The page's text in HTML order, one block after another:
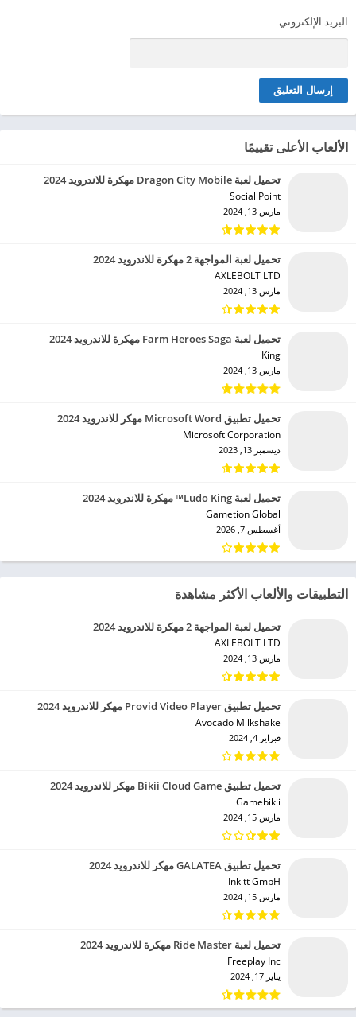
البريد الإلكتروني
الألعاب الأعلى تقييمًا
تحميل لعبة Dragon City Mobile مهكرة للاندرويد 2024
Social Point‏
مارس 13, 2024
تحميل لعبة المواجهة 2 مهكرة للاندرويد 2024
AXLEBOLT LTD‏
مارس 13, 2024
تحميل لعبة Farm Heroes Saga مهكرة للاندرويد 2024
King‏
مارس 13, 2024
تحميل تطبيق Microsoft Word مهكر للاندرويد 2024
Microsoft Corporation‏
ديسمبر 13, 2023
تحميل لعبة Ludo King™ مهكرة للاندرويد 2024
Gametion Global‏
أغسطس 7, 2026
التطبيقات والألعاب الأكثر مشاهدة
تحميل لعبة المواجهة 2 مهكرة للاندرويد 2024
AXLEBOLT LTD‏
مارس 13, 2024
تحميل تطبيق Provid Video Player مهكر للاندرويد 2024
Avocado Milkshake‏
فبراير 4, 2024
تحميل تطبيق Bikii Cloud Game مهكر للاندرويد 2024
Gamebikii‏
مارس 15, 2024
تحميل تطبيق GALATEA مهكر للاندرويد 2024
Inkitt GmbH‏
مارس 15, 2024
تحميل لعبة Ride Master مهكرة للاندرويد 2024
Freeplay Inc‏
يناير 17, 2024